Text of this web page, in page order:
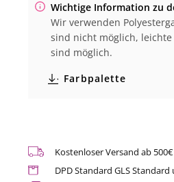
Art.
Nr.
48.1007
Art.
Nr.
48.1007
Wichtige Information zu
Wir verwenden
sind nicht möglich,
sind möglich.
Farbpalette
Kostenloser Versand ab 500€
DPD Standard GLS Standard